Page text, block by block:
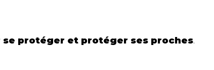
se protéger et protéger ses proches.